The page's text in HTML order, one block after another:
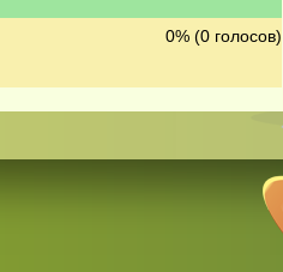
0% (0 голосов)